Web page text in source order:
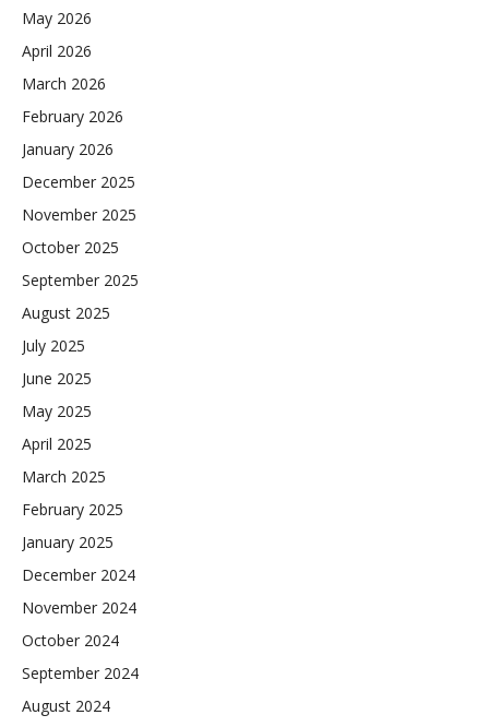
May 2026
April 2026
March 2026
February 2026
January 2026
December 2025
November 2025
October 2025
September 2025
August 2025
July 2025
June 2025
May 2025
April 2025
March 2025
February 2025
January 2025
December 2024
November 2024
October 2024
September 2024
August 2024